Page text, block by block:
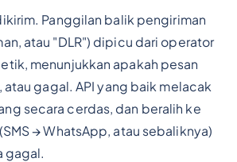
Panggilan balik pengiriman
atau "DLR") dipicu dari operator
menunjukkan apakah pesan
gagal. API yang baik melacak
secara cerdas, dan beralih ke
→ WhatsApp, atau sebaliknya)
gagal.